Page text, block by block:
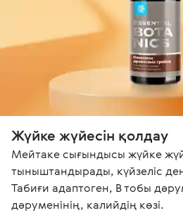
Жүйке жүйесін қолдау
Мейтаке сығындысы жүйке
тыныштандырады, күйзеліс
Табиғи адаптоген, В тобы
дәруменінің, калийдің көзі.